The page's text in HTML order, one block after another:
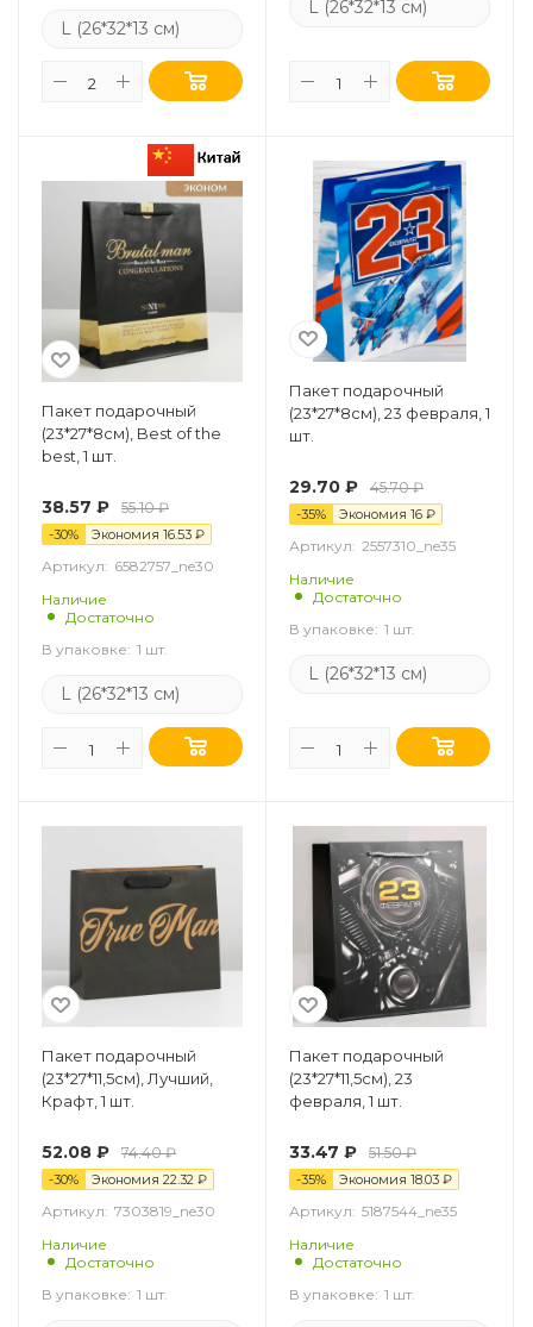
L (26*32*13 см)
L (26*32*13 см)
Пакет подарочный
(23*27*8см), Best of the
best, 1 шт.
38.57 ₽ 55.10₽
-30% Экономия 16.53 ₽
Артикул: 6582757_ne30
Наличие
Достаточно
В упаковке: 1 шт.
L (26*32*13 см)
Пакет подарочный
(23*27*8см), 23 февраля, 1
шт.
29.70 ₽ 45.70₽
-35% Экономия 16 ₽
Артикул: 2557310_ne35
Наличие
Достаточно
В упаковке: 1 шт.
L (26*32*13 см)
Пакет подарочный
(23*27*11,5см), Лучший,
Крафт, 1 шт.
52.08 ₽ 74.40₽
-30% Экономия 22.32 ₽
Артикул: 7303819_ne30
Наличие
Достаточно
В упаковке: 1 шт.
Пакет подарочный
(23*27*11,5см), 23
февраля, 1 шт.
33.47 ₽ 51.50₽
-35% Экономия 18.03 ₽
Артикул: 5187544_ne35
Наличие
Достаточно
В упаковке: 1 шт.